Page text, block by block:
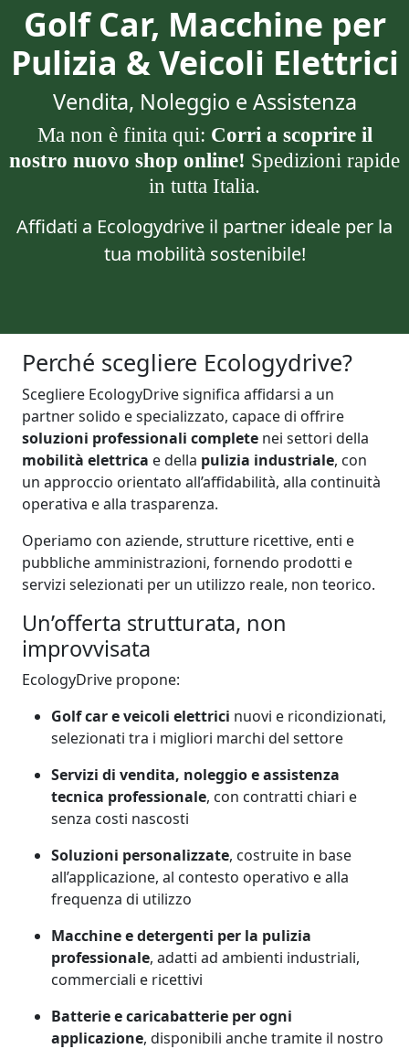
Golf Car, Macchine per
Pulizia & Veicoli Elettrici
Vendita, Noleggio e Assistenza
Ma non è finita qui: Corri a scoprire il
nostro nuovo shop online! Spedizioni rapide
in tutta Italia.
Affidati a Ecologydrive il partner ideale per la
tua mobilità sostenibile!
Perché scegliere Ecologydrive?
Scegliere EcologyDrive significa affidarsi a un
partner solido e specializzato, capace di offrire
soluzioni professionali complete nei settori della
mobilità elettrica e della pulizia industriale, con
un approccio orientato all’affidabilità, alla continuità
operativa e alla trasparenza.
Operiamo con aziende, strutture ricettive, enti e
pubbliche amministrazioni, fornendo prodotti e
servizi selezionati per un utilizzo reale, non teorico.
Un’offerta strutturata, non
improvvisata
EcologyDrive propone:
Golf car e veicoli elettrici nuovi e ricondizionati,
selezionati tra i migliori marchi del settore
Servizi di vendita, noleggio e assistenza
tecnica professionale, con contratti chiari e
senza costi nascosti
Soluzioni personalizzate, costruite in base
all’applicazione, al contesto operativo e alla
frequenza di utilizzo
Macchine e detergenti per la pulizia
professionale, adatti ad ambienti industriali,
commerciali e ricettivi
Batterie e caricabatterie per ogni
applicazione, disponibili anche tramite il nostro